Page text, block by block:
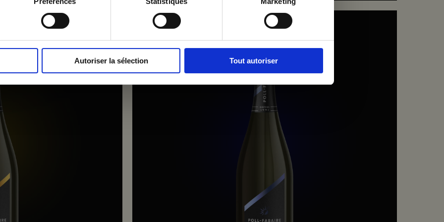
Autoriser la sélection Tout autoriser